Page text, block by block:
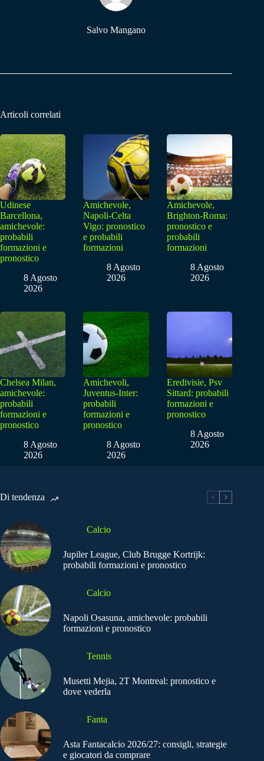
Salvo Mangano
Articoli correlati
Udinese
Barcellona,
amichevole:
probabili
formazioni e
pronostico
8 Agosto
2026
Amichevole,
Napoli-Celta
Vigo: pronostico
e probabili
formazioni
8 Agosto
2026
Amichevole,
Brighton-Roma:
pronostico e
probabili
formazioni
8 Agosto
2026
Chelsea Milan,
amichevole:
probabili
formazioni e
pronostico
8 Agosto
2026
Amichevoli,
Juventus-Inter:
probabili
formazioni e
pronostico
8 Agosto
2026
Eredivisie, Psv
Sittard: probabili
formazioni e
pronostico
8 Agosto
2026
Di tendenza
Calcio
Jupiler League, Club Brugge Kortrijk:
probabili formazioni e pronostico
Calcio
Napoli Osasuna, amichevole: probabili
formazioni e pronostico
Tennis
Musetti Mejia, 2T Montreal: pronostico e
dove vederla
Fanta
Asta Fantacalcio 2026/27: consigli, strategie
e giocatori da comprare